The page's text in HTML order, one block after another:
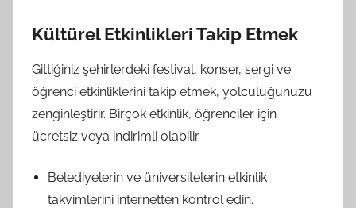
Kültürel Etkinlikleri Takip Etmek
Gittiğiniz şehirlerdeki festival, konser, sergi ve
öğrenci etkinliklerini takip etmek, yolculuğunuzu
zenginleştirir. Birçok etkinlik, öğrenciler için
ücretsiz veya indirimli olabilir.
Belediyelerin ve üniversitelerin etkinlik
takvimlerini internetten kontrol edin.